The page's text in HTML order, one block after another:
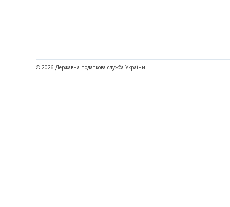
© 2026 Державна податкова служба України